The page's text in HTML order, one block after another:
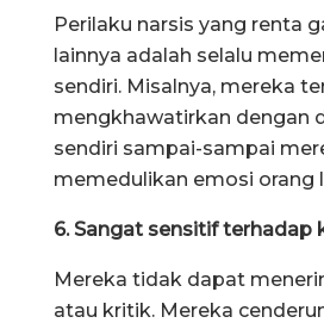
Perilaku narsis yang renta
lainnya adalah selalu
sendiri. Misalnya, mereka
mengkhawatirkan dengan
sendiri sampai-sampai
memedulikan emosi orang
6. Sangat sensitif terhadap
Mereka tidak dapat
atau kritik. Mereka